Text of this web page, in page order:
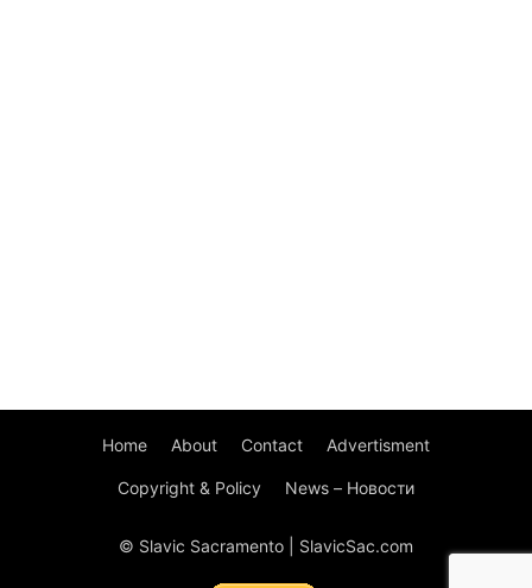
Home About Contact Advertisment
Copyright & Policy News – Новости
© Slavic Sacramento | SlavicSac.com